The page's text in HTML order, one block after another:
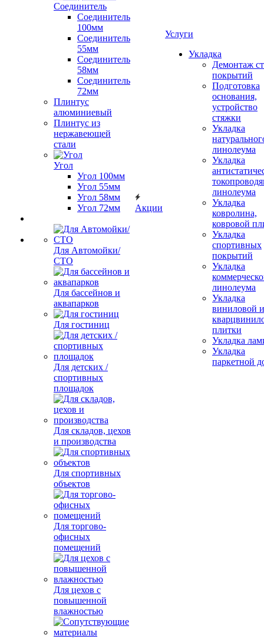
Соединитель
Соединитель
100мм
Соединитель
55мм
Соединитель
58мм
Соединитель
72мм
Плинтус
алюминиевый
Плинтус из
нержавеющей
стали
Угол
Угол 100мм
Угол 55мм
Угол 58мм
Угол 72мм
Для Автомойки/
СТО
Для бассейнов и
аквапарков
Для гостиниц
Для детских /
спортивных
площадок
Для складов, цехов
и производства
Для спортивных
объектов
Для торгово-
офисных
помещений
Для цехов с
повышенной
влажностью
Акции
Услуги
Укладка
Демонтаж
покрытий
Подготовка
основания,
устройство
стяжки
Укладка
линолеума
Укладка
линолеума
Укладка
ковролина,
ковровой
Укладка
спортивных
покрытий
Укладка
линолеума
Укладка
виниловой и
плитки
Укладка
Укладка
паркетной